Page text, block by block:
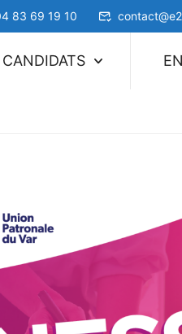
83 69 19 10
CANDIDATS